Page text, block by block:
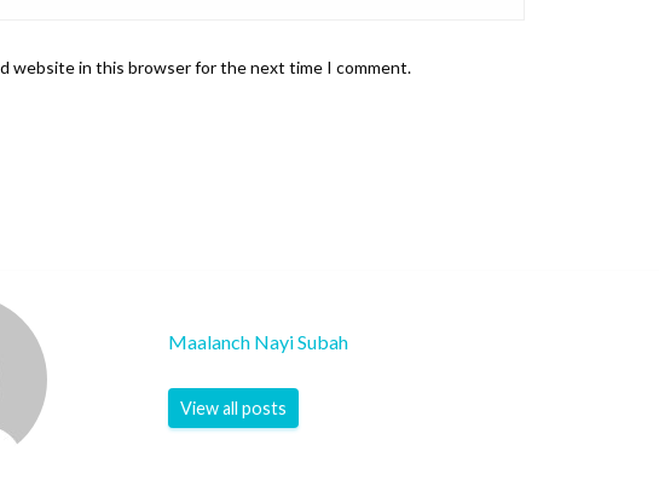
website in this browser for the next time I comment.
Maalanch Nayi Subah
View all posts